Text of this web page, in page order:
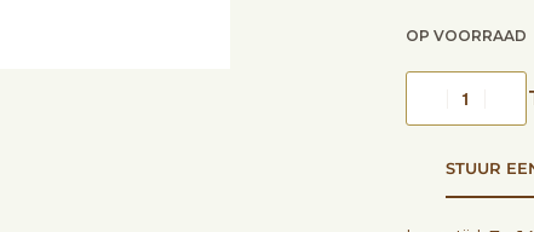
OP VOORRAAD
STUUR